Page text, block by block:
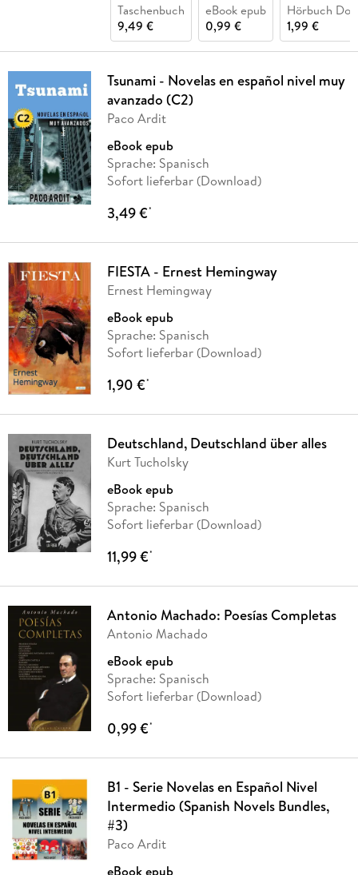
Taschenbuch
9,49 €
eBook epub
0,99 €
Hörbuch
1,99 €
Tsunami - Novelas en español nivel muy
avanzado (C2)
Paco Ardit
eBook epub
Sprache: Spanisch
Sofort lieferbar (Download)
3,49 €*
FIESTA - Ernest Hemingway
Ernest Hemingway
eBook epub
Sprache: Spanisch
Sofort lieferbar (Download)
1,90 €*
Deutschland, Deutschland über alles
Kurt Tucholsky
eBook epub
Sprache: Spanisch
Sofort lieferbar (Download)
11,99 €*
Antonio Machado: Poesías Completas
Antonio Machado
eBook epub
Sprache: Spanisch
Sofort lieferbar (Download)
0,99 €*
B1 - Serie Novelas en Español Nivel
Intermedio (Spanish Novels Bundles,
#3)
Paco Ardit
eBook epub